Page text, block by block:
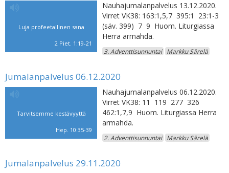
Luja profeetallinen sana
2 Piet. 1:19-21
Nauhajumalanpalvelus 13.12.2020.
Virret VK38: 163:1,5,7 395:1 23:1-3
(säv. 399) 7 9 Huom. Liturgiassa
Herra armahda.
3. Adventtisunnuntai Markku Särelä
Jumalanpalvelus 06.12.2020
Tarvitsemme kestävyyttä
Hep. 10:35-39
Nauhajumalanpalvelus 06.12.2020.
Virret VK38: 11 119 277 326
462:1,7,9 Huom. Liturgiassa Herra
armahda.
2. Adventtisunnuntai Markku Särelä
Jumalanpalvelus 29.11.2020